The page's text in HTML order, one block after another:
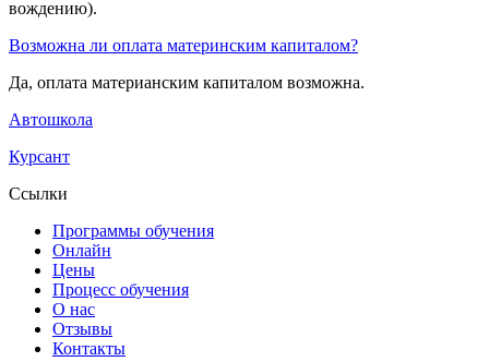
вождению).
Возможна ли оплата материнским капиталом?
Да, оплата материанским капиталом возможна.
Автошкола
Курсант
Ссылки
Программы обучения
Онлайн
Цены
Процесс обучения
О нас
Отзывы
Контакты